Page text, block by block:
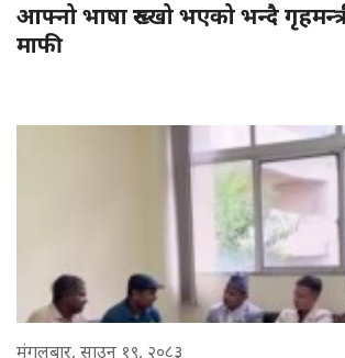
आफ्नो भाषा रुख्खो भएको भन्दै
माफी
मंगलबार, साउन १९, २०८३